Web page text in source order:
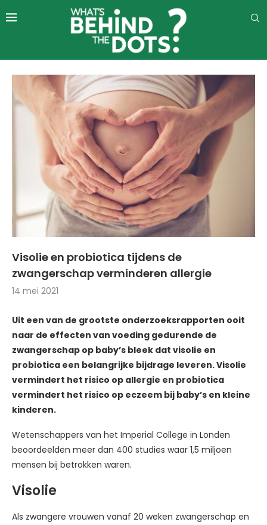
Visolie en probiotica tijdens de
zwangerschap verminderen allergie
14 mei 2021
Uit een van de grootste onderzoeksrapporten ooit
naar de effecten van voeding gedurende de
zwangerschap op baby’s bleek dat visolie en
probiotica een belangrijke bijdrage leveren. Visolie
vermindert het risico op allergie en probiotica
vermindert het risico op eczeem bij baby’s en kleine
kinderen.
Wetenschappers van het Imperial College in Londen
beoordeelden meer dan 400 studies waar 1,5 miljoen
mensen bij betrokken waren.
Visolie
Als zwangere vrouwen vanaf 20 weken zwangerschap en